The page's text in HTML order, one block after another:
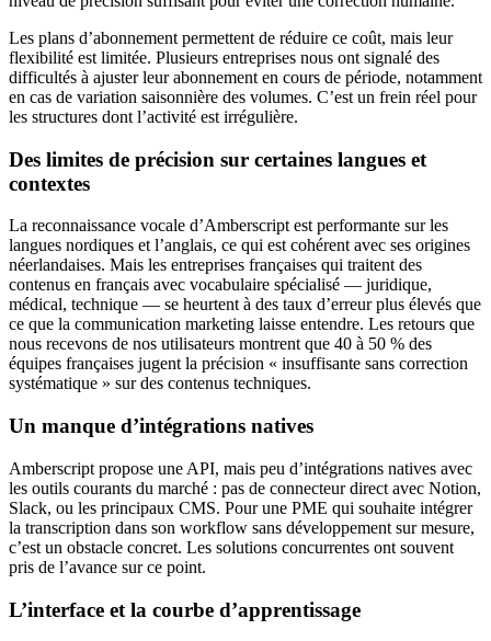
Les plans d’abonnement permettent de réduire ce coût, mais leur
flexibilité est limitée. Plusieurs entreprises nous ont signalé des
difficultés à ajuster leur abonnement en cours de période, notamment
en cas de variation saisonnière des volumes. C’est un frein réel pour
les structures dont l’activité est irrégulière.
Des limites de précision sur certaines langues et
contextes
La reconnaissance vocale d’Amberscript est performante sur les
langues nordiques et l’anglais, ce qui est cohérent avec ses origines
néerlandaises. Mais les entreprises françaises qui traitent des
contenus en français avec vocabulaire spécialisé — juridique,
médical, technique — se heurtent à des taux d’erreur plus élevés que
ce que la communication marketing laisse entendre. Les retours que
nous recevons de nos utilisateurs montrent que 40 à 50 % des
équipes françaises jugent la précision « insuffisante sans correction
systématique » sur des contenus techniques.
Un manque d’intégrations natives
Amberscript propose une API, mais peu d’intégrations natives avec
les outils courants du marché : pas de connecteur direct avec Notion,
Slack, ou les principaux CMS. Pour une PME qui souhaite intégrer
la transcription dans son workflow sans développement sur mesure,
c’est un obstacle concret. Les solutions concurrentes ont souvent
pris de l’avance sur ce point.
L’interface et la courbe d’apprentissage